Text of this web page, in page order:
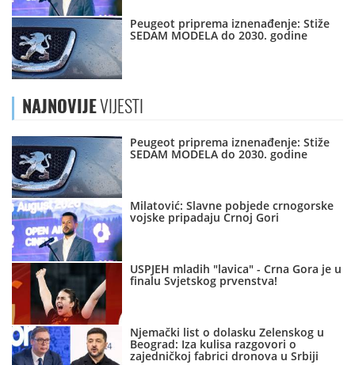
Peugeot priprema iznenađenje: Stiže
SEDAM MODELA do 2030. godine
NAJNOVIJEVIJESTI
Peugeot priprema iznenađenje: Stiže
SEDAM MODELA do 2030. godine
Milatović: Slavne pobjede crnogorske
vojske pripadaju Crnoj Gori
USPJEH mladih "lavica" - Crna Gora je u
finalu Svjetskog prvenstva!
Njemački list o dolasku Zelenskog u
Beograd: Iza kulisa razgovori o
zajedničkoj fabrici dronova u Srbiji